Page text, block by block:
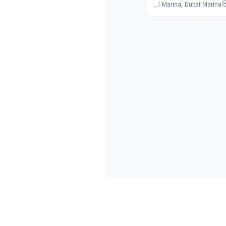
JW Marriott Hotel Marina, Dubai Marina